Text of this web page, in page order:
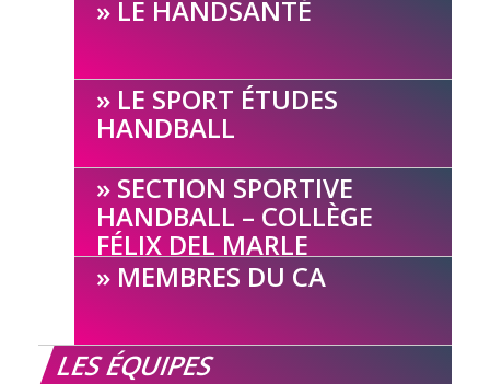
LE HANDSANTÉ
LE SPORT ÉTUDES
HANDBALL
SECTION SPORTIVE
HANDBALL – COLLÈGE
FÉLIX DEL MARLE
MEMBRES DU CA
LES ÉQUIPES